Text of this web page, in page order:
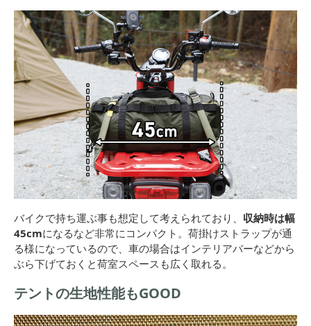
バイクで持ち運ぶ事も想定して考えられており、 収納時は幅
45cmになるなど非常にコンパクト。荷掛けストラップが通
る様になっているので、車の場合はインテリアバーなどから
ぶら下げておくと荷室スペースも広く取れる。
テントの生地性能もGOOD